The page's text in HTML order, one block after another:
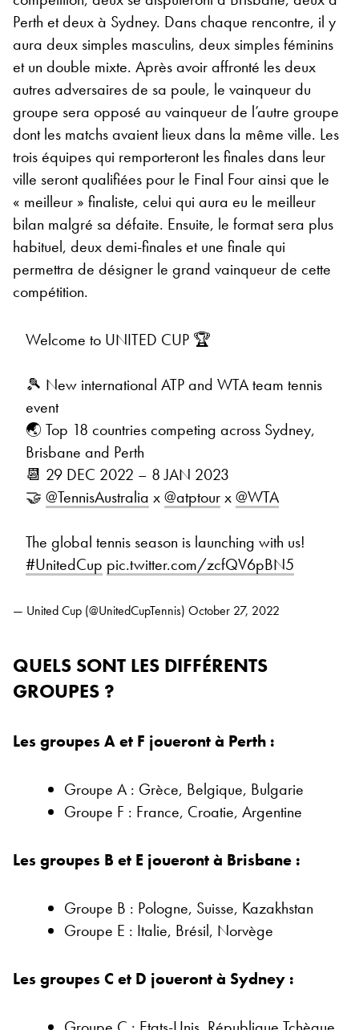
Perth et deux à Sydney. Dans chaque rencontre, il y
aura deux simples masculins, deux simples féminins
et un double mixte. Après avoir affronté les deux
autres adversaires de sa poule, le vainqueur du
groupe sera opposé au vainqueur de l’autre groupe
dont les matchs avaient lieux dans la même ville. Les
trois équipes qui remporteront les finales dans leur
ville seront qualifiées pour le Final Four ainsi que le
« meilleur » finaliste, celui qui aura eu le meilleur
bilan malgré sa défaite. Ensuite, le format sera plus
habituel, deux demi-finales et une finale qui
permettra de désigner le grand vainqueur de cette
compétition.
Welcome to UNITED CUP 🏆
🎾 New international ATP and WTA team tennis
event
🌏 Top 18 countries competing across Sydney,
Brisbane and Perth
📆 29 DEC 2022 – 8 JAN 2023
🤝 @TennisAustralia x@atptourx@WTA
The global tennis season is launching with us!
#UnitedCup pic.twitter.com/zcfQV6pBN5
— United Cup (@UnitedCupTennis) October 27, 2022
QUELS SONT LES DIFFÉRENTS
GROUPES ?
Les groupes A et F joueront à Perth :
Groupe A : Grèce, Belgique, Bulgarie
Groupe F : France, Croatie, Argentine
Les groupes B et E joueront à Brisbane :
Groupe B : Pologne, Suisse, Kazakhstan
Groupe E : Italie, Brésil, Norvège
Les groupes C et D joueront à Sydney :